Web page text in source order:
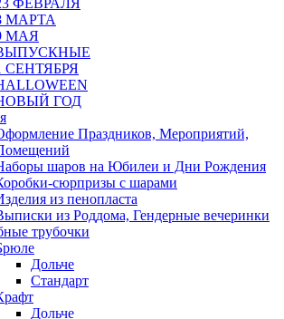
ФЕВРАЛЯ
МАРТА
МАЯ
СЕНТЯБРЯ
ГОД
Праздников, Мероприятий,
шаров на Юбилеи и Дни Рождения
сюрпризы с шарами
из пенопласта
из Роддома, Гендерные вечеринки
трубочки
Дольче
Стандарт
Дольче